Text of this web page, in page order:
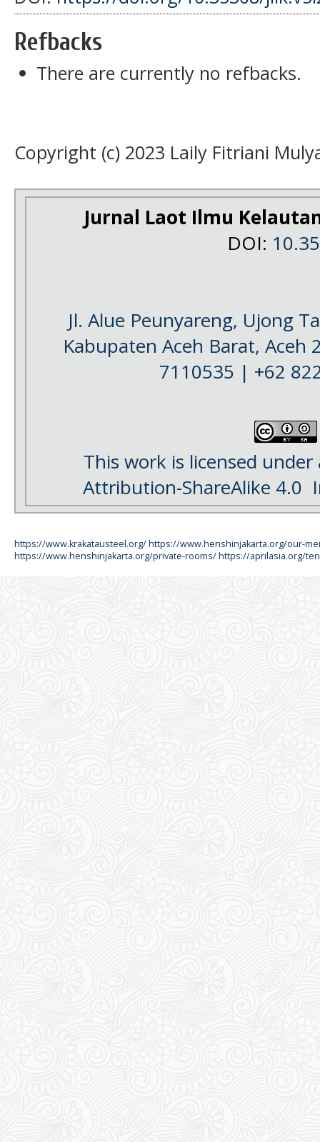
Refbacks
There are currently no refbacks.
Copyright (c) 2023 Laily Fitriani
Jurnal Laot Ilmu
DOI:
Jl. Alue Peunyareng, Ujong
Kabupaten Aceh Barat, Aceh
7110535 | +62
This work is licensed
Attribution-ShareAlike 4.0
https://www.krakatausteel.org/https://www.henshinjakarta.org/our-
https://www.henshinjakarta.org/private-rooms/https://aprilasia.org/